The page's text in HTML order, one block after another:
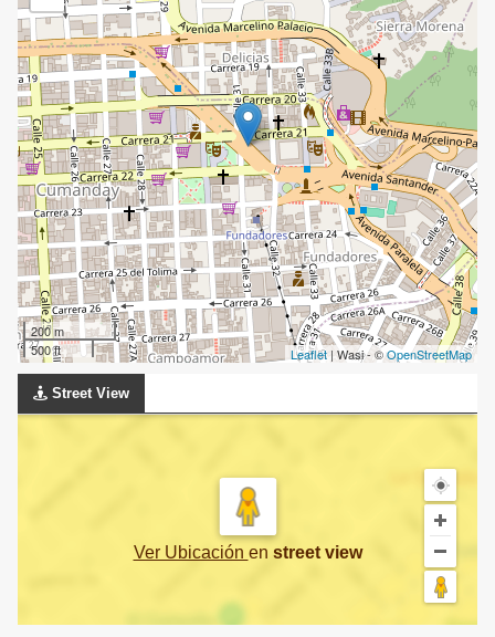
200 m
500 ft
Leaflet | Wasi - ©OpenStreetMap
Street View
Ver Ubicación en street view